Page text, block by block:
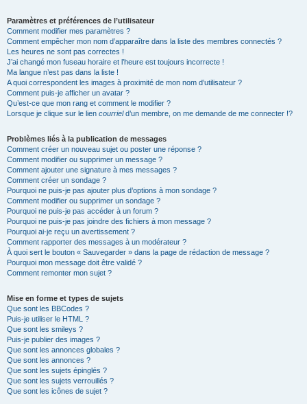
Paramètres et préférences de l’utilisateur
Comment modifier mes paramètres ?
Comment empêcher mon nom d’apparaître dans la liste des membres connectés ?
Les heures ne sont pas correctes !
J’ai changé mon fuseau horaire et l’heure est toujours incorrecte !
Ma langue n’est pas dans la liste !
A quoi correspondent les images à proximité de mon nom d’utilisateur ?
Comment puis-je afficher un avatar ?
Qu’est-ce que mon rang et comment le modifier ?
Lorsque je clique sur le lien courrield’un membre, on me demande de me connecter !?
Problèmes liés à la publication de messages
Comment créer un nouveau sujet ou poster une réponse ?
Comment modifier ou supprimer un message ?
Comment ajouter une signature à mes messages ?
Comment créer un sondage ?
Pourquoi ne puis-je pas ajouter plus d’options à mon sondage ?
Comment modifier ou supprimer un sondage ?
Pourquoi ne puis-je pas accéder à un forum ?
Pourquoi ne puis-je pas joindre des fichiers à mon message ?
Pourquoi ai-je reçu un avertissement ?
Comment rapporter des messages à un modérateur ?
À quoi sert le bouton « Sauvegarder » dans la page de rédaction de message ?
Pourquoi mon message doit être validé ?
Comment remonter mon sujet ?
Mise en forme et types de sujets
Que sont les BBCodes ?
Puis-je utiliser le HTML ?
Que sont les smileys ?
Puis-je publier des images ?
Que sont les annonces globales ?
Que sont les annonces ?
Que sont les sujets épinglés ?
Que sont les sujets verrouillés ?
Que sont les icônes de sujet ?